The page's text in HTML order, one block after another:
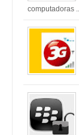
computadoras ...